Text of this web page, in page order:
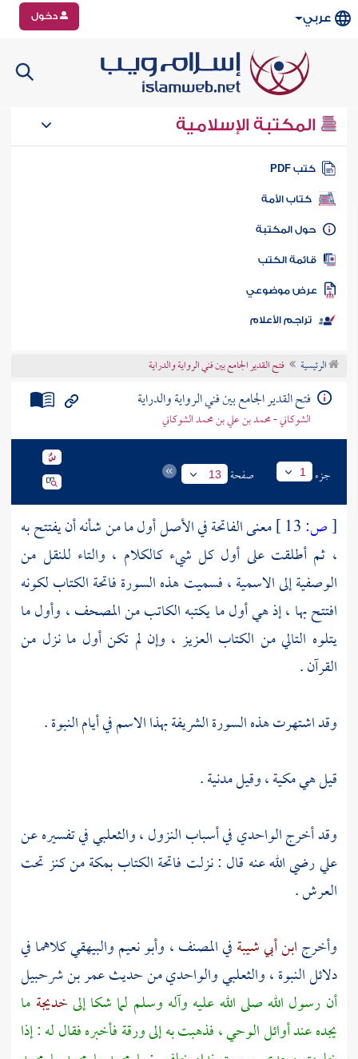
عربي دخول
المكتبة الإسلامية
كتب PDF
كتاب الأمة
المكتبة
الكتب
موضوعي
تراجم الأعلام
الرئيسية فتح القدير الجامع بين فني الرواية والدراية
فتح القدير الجامع بين فني الرواية والدراية
الشوكاني - محمد بن علي بن محمد الشوكاني
جزء 1 صفحة 13
[ص:
معنى الفاتحة في الأصل أول ما من شأنه أن يفتتح به
، ثم أطلقت على أول كل شيء كالكلام ، والتاء للنقل من
الوصفية إلى الاسمية ، فسميت هذه السورة فاتحة الكتاب لكونه
افتتح بها ، إذ هي أول ما يكتبه الكاتب من المصحف ، وأول ما
يتلوه التالي من الكتاب العزيز ، وإن لم تكن أول ما نزل من
القرآن .
وقد اشتهرت هذه السورة الشريفة بهذا الاسم في أيام النبوة .
قيل هي مكية ، وقيل مدنية .
وقد أخرجالواحديفي أسباب النزول ،والثعلبيفي تفسيره عن
عليرضي الله عنه قال : نزلت فاتحة الكتاببمكةمن كنز تحت
العرش .
وأخرجابن أبي شيبةفي المصنف ، وأبو نعيموالبيهقيكلاهما في
دلائل النبوة ،والثعلبيوالواحديمن حديثعمر بن شرحبيل
أن رسول الله صلى الله عليه وآله وسلم لما شكا إلىخديجة ما
يجده عند أوائل الوحي ، فذهبت به إلىورقةفأخبره فقال له : إذا